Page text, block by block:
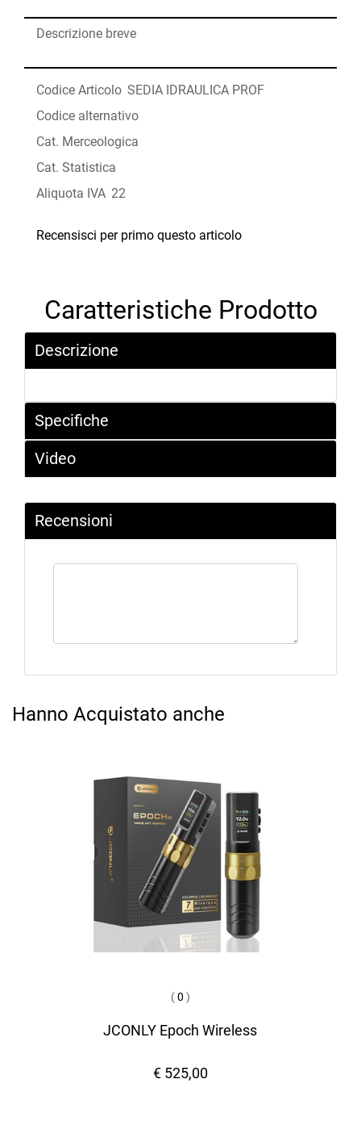
Descrizione breve
Codice Articolo SEDIA IDRAULICA PROF
Codice alternativo
Cat. Merceologica
Cat. Statistica
Aliquota IVA 22
Recensisci per primo questo articolo
Caratteristiche Prodotto
Descrizione
Specifiche
Video
Recensioni
Hanno Acquistato anche
(0 )
JCONLY Epoch Wireless
€ 525,00